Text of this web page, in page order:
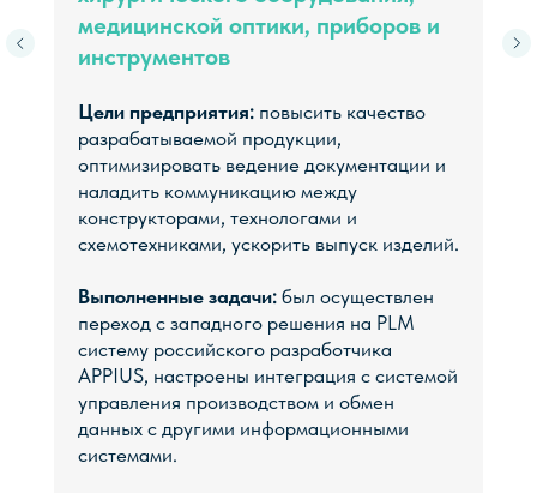
медицинской оптики, приборов и
инструментов
Цели предприятия: повысить качество
разрабатываемой продукции,
оптимизировать ведение документации и
наладить коммуникацию между
конструкторами, технологами и
схемотехниками, ускорить выпуск изделий.
Выполненные задачи: был осуществлен
переход с западного решения на PLM
систему российского разработчика
APPIUS, настроены интеграция с системой
управления производством и обмен
данных c другими информационными
системами.
пожалуйста, заполните форму, и мы
свяжемся с вами в ближайшее время.
+7